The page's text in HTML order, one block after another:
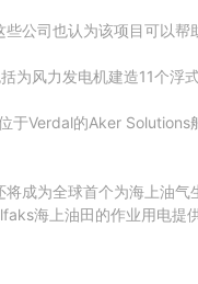
公司也认为该项目可以
风力发电机建造11个浮
于Verdal的Aker
成为全球首个为海上油
海上油田的作业用电提